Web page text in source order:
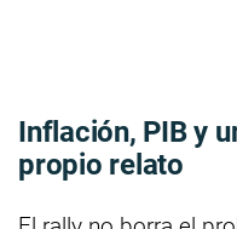
Inflación, PIB y
propio relato